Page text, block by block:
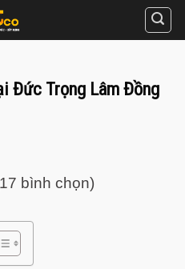
Đức Trọng Lâm Đồng
bình chọn)